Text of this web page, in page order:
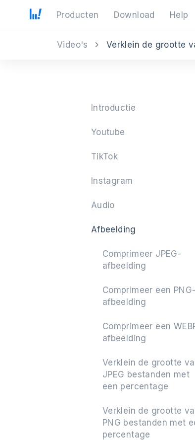
Producten Download Help
Volgende
Video's Verklein de grootte
Introductie
Youtube
TikTok
Instagram
Audio
Afbeelding
Comprimeer JPEG-
afbeelding
Comprimeer een PNG-
afbeelding
Comprimeer een
afbeelding
Verklein de grootte
JPEG bestanden met
een percentage
Verklein de grootte
PNG bestanden met
percentage